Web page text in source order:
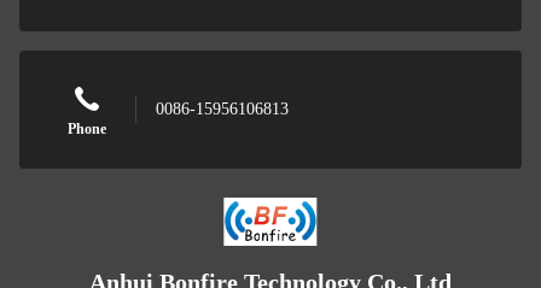
Phone
0086-15956106813
Anhui Bonfire Technology Co., Ltd